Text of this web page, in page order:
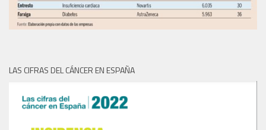
LAS CIFRAS DEL CÁNCER EN ESPAÑA